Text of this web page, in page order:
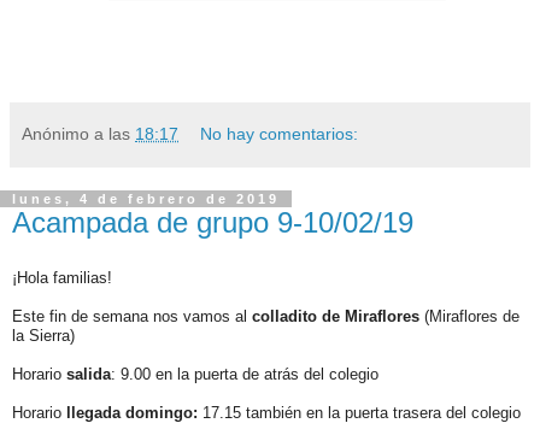
Anónimo a las 18:17 No hay comentarios:
lunes, 4 de febrero de 2019
Acampada de grupo 9-10/02/19
¡Hola familias!
Este fin de semana nos vamos al colladito de Miraflores (Miraflores de
la Sierra)
Horario salida: 9.00 en la puerta de atrás del colegio
Horario llegada domingo: 17.15 también en la puerta trasera del colegio